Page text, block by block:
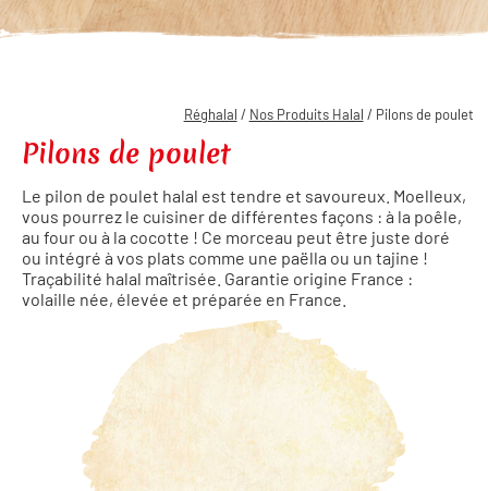
Réghalal / Nos Produits Halal / Pilons de poulet
Pilons de poulet
Le pilon de poulet halal est tendre et savoureux. Moelleux,
vous pourrez le cuisiner de différentes façons : à la poêle,
au four ou à la cocotte ! Ce morceau peut être juste doré
ou intégré à vos plats comme une paëlla ou un tajine !
Traçabilité halal maîtrisée. Garantie origine France :
volaille née, élevée et préparée en France.